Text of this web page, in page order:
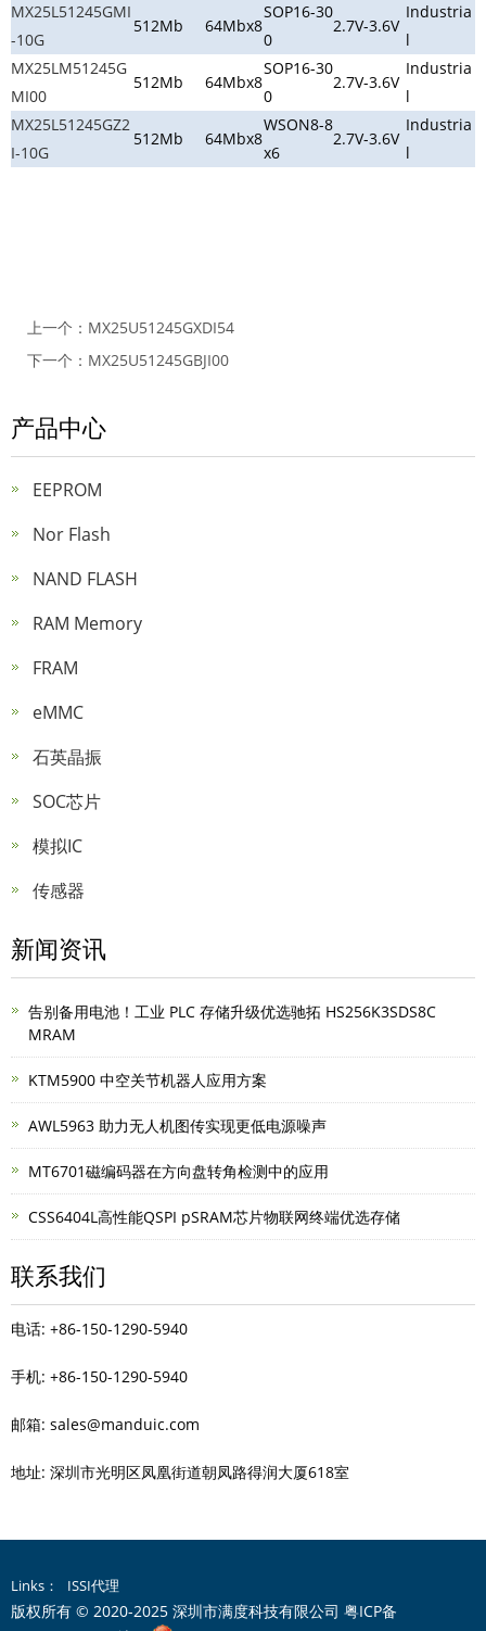
MX25L51245GMI
-10G
512Mb 64Mbx8
SOP16-30
0
2.7V-3.6V
Industria
l
MX25LM51245G
MI00
512Mb 64Mbx8
SOP16-30
0
2.7V-3.6V
Industria
l
MX25L51245GZ2
I-10G
512Mb 64Mbx8
WSON8-8
x6
2.7V-3.6V
Industria
l
上一个： MX25U51245GXDI54
下一个： MX25U51245GBJI00
产品中心
EEPROM
Nor Flash
NAND FLASH
RAM Memory
FRAM
eMMC
石英晶振
SOC芯片
模拟IC
传感器
新闻资讯
告别备用电池！工业 PLC 存储升级优选驰拓 HS256K3SDS8C
MRAM
KTM5900 中空关节机器人应用方案
AWL5963 助力无人机图传实现更低电源噪声
MT6701磁编码器在方向盘转角检测中的应用
CSS6404L高性能QSPI pSRAM芯片物联网终端优选存储
联系我们
电话: +86-150-1290-5940
手机: +86-150-1290-5940
邮箱: sales@manduic.com
地址: 深圳市光明区凤凰街道朝凤路得润大厦618室
Links： ISSI代理
版权所有 © 2020-2025 深圳市满度科技有限公司 粤ICP备